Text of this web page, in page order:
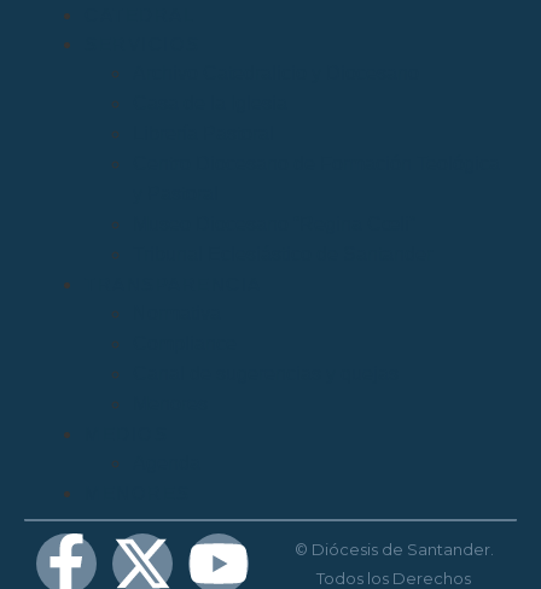
© Diócesis de Santander.
Todos los Derechos